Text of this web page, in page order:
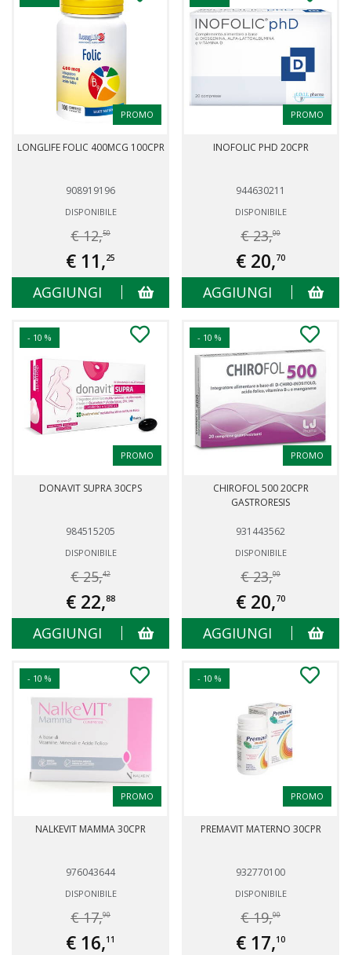
PROMO
LONGLIFE FOLIC 400MCG 100CPR
908919196
DISPONIBILE
€ 12,50
€ 11,25
AGGIUNGI
PROMO
INOFOLIC PHD 20CPR
944630211
DISPONIBILE
€ 23,00
€ 20,70
AGGIUNGI
- 10 %
PROMO
DONAVIT SUPRA 30CPS
984515205
DISPONIBILE
€ 25,42
€ 22,88
AGGIUNGI
- 10 %
PROMO
CHIROFOL 500 20CPR
GASTRORESIS
931443562
DISPONIBILE
€ 23,00
€ 20,70
AGGIUNGI
- 10 %
PROMO
NALKEVIT MAMMA 30CPR
976043644
DISPONIBILE
€ 17,90
€ 16,11
- 10 %
PROMO
PREMAVIT MATERNO 30CPR
932770100
DISPONIBILE
€ 19,00
€ 17,10